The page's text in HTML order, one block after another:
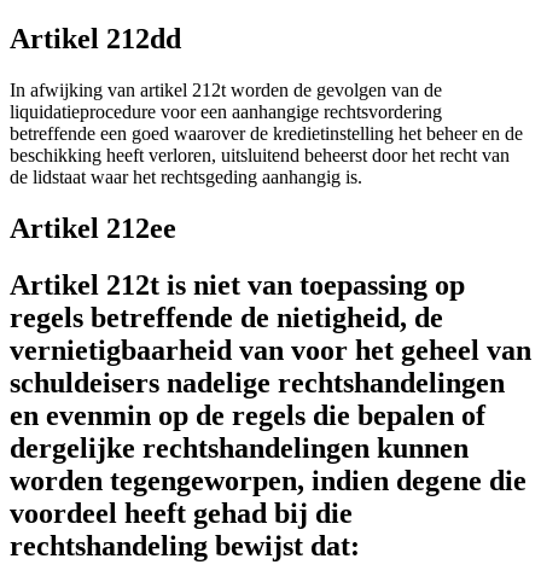
Artikel 212dd
In afwijking van artikel 212t worden de gevolgen van de
liquidatieprocedure voor een aanhangige rechtsvordering
betreffende een goed waarover de kredietinstelling het beheer en de
beschikking heeft verloren, uitsluitend beheerst door het recht van
de lidstaat waar het rechtsgeding aanhangig is.
Artikel 212ee
Artikel 212t is niet van toepassing op
regels betreffende de nietigheid, de
vernietigbaarheid van voor het geheel van
schuldeisers nadelige rechtshandelingen
en evenmin op de regels die bepalen of
dergelijke rechtshandelingen kunnen
worden tegengeworpen, indien degene die
voordeel heeft gehad bij die
rechtshandeling bewijst dat: